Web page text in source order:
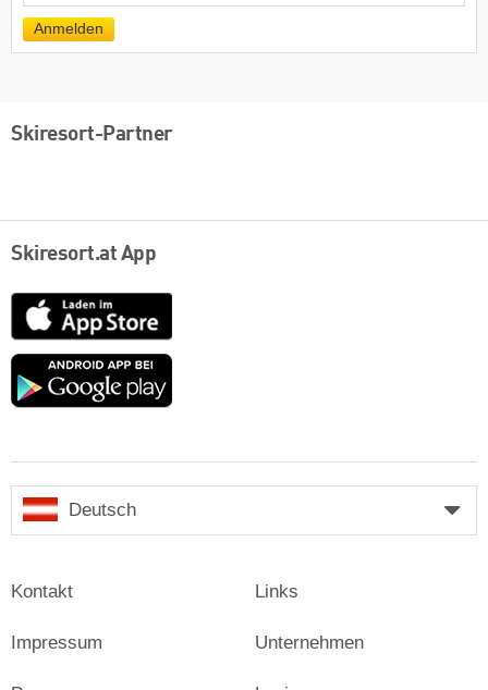
Anmelden
Skiresort-Partner
Skiresort.at App
App
Store
Google
Deutsch
Kontakt
Impressum
Links
Unternehmen